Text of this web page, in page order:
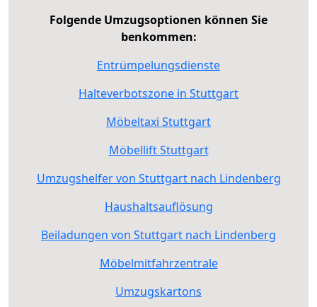
Folgende Umzugsoptionen können Sie
benkommen:
Entrümpelungsdienste
Halteverbotszone in Stuttgart
Möbeltaxi Stuttgart
Möbellift Stuttgart
Umzugshelfer von Stuttgart nach Lindenberg
Haushaltsauflösung
Beiladungen von Stuttgart nach Lindenberg
Möbelmitfahrzentrale
Umzugskartons